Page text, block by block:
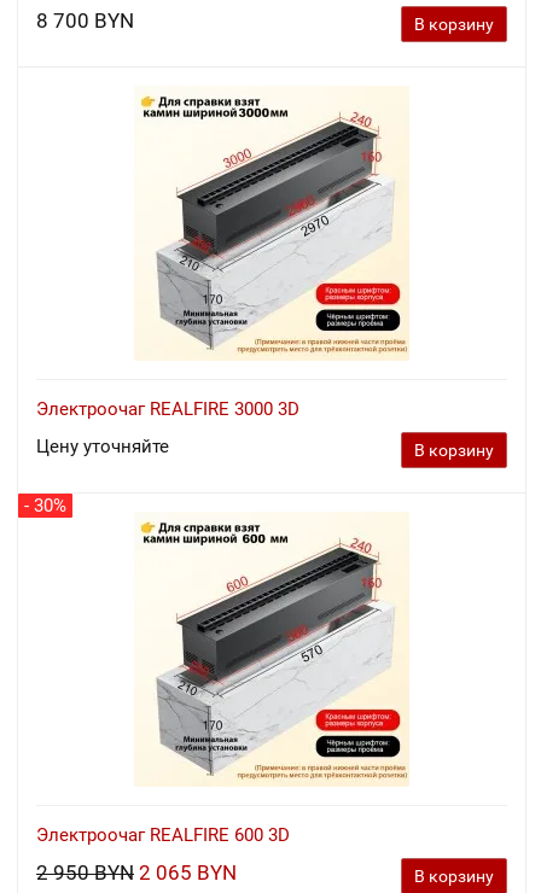
8 700 BYN В корзину
Электроочаг REALFIRE 3000 3D
Цену уточняйте
В корзину
- 30%
Электроочаг REALFIRE 600 3D
2 950 BYN 2 065 BYN В корзину